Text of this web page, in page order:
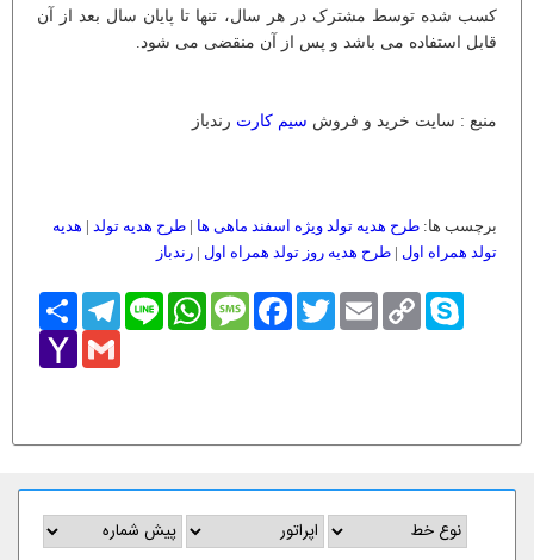
کسب شده توسط مشترک در هر سال، تنها تا پایان سال بعد از آن
قابل استفاده می باشد و پس از آن منقضی می شود.
منبع : سایت خرید و فروش سیم کارت رندباز
برچسب ها: طرح هدیه تولد ویژه اسفند ماهی ها | طرح هدیه تولد | هدیه
تولد همراه اول | طرح هدیه روز تولد همراه اول | رندباز
اشتراکTelegram Line
WhatsAppMessageFacebookTwitter Email
Copy
Link
Skype
Yahoo
Mail
Gmail